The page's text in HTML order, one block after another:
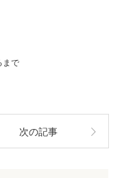
まで
次の記事